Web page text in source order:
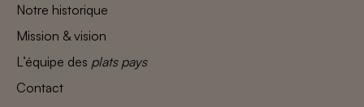
Notre historique
Mission & vision
L’équipe des plats pays
Contact